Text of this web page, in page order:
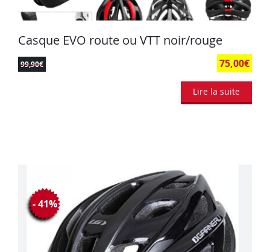
Casque EVO route ou VTT noir/rouge
99,90€ 75,00€
Lire la suite
- 41%